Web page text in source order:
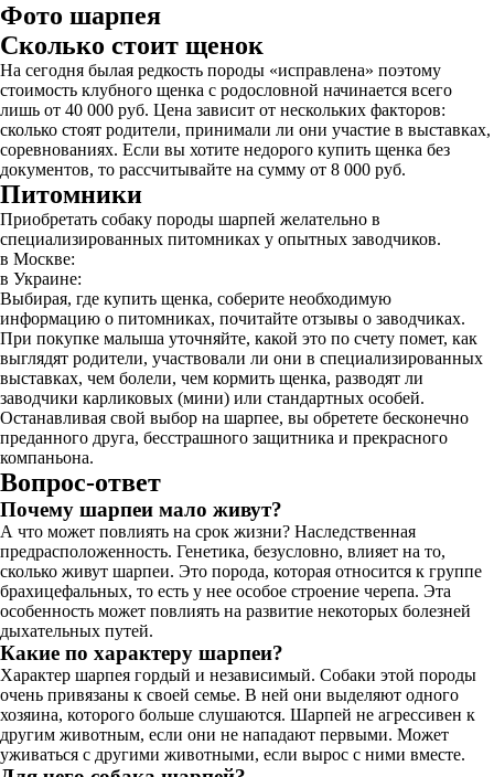
Фото шарпея
Сколько стоит щенок
На сегодня былая редкость породы «исправлена» поэтому
стоимость клубного щенка с родословной начинается всего
лишь от 40 000 руб. Цена зависит от нескольких факторов:
сколько стоят родители, принимали ли они участие в выставках,
соревнованиях. Если вы хотите недорого купить щенка без
документов, то рассчитывайте на сумму от 8 000 руб.
Питомники
Приобретать собаку породы шарпей желательно в
специализированных питомниках у опытных заводчиков.
в Москве:
в Украине:
Выбирая, где купить щенка, соберите необходимую
информацию о питомниках, почитайте отзывы о заводчиках.
При покупке малыша уточняйте, какой это по счету помет, как
выглядят родители, участвовали ли они в специализированных
выставках, чем болели, чем кормить щенка, разводят ли
заводчики карликовых (мини) или стандартных особей.
Останавливая свой выбор на шарпее, вы обретете бесконечно
преданного друга, бесстрашного защитника и прекрасного
компаньона.
Вопрос-ответ
Почему шарпеи мало живут?
А что может повлиять на срок жизни? Наследственная
предрасположенность. Генетика, безусловно, влияет на то,
сколько живут шарпеи. Это порода, которая относится к группе
брахицефальных, то есть у нее особое строение черепа. Эта
особенность может повлиять на развитие некоторых болезней
дыхательных путей.
Какие по характеру шарпеи?
Характер шарпея гордый и независимый. Собаки этой породы
очень привязаны к своей семье. В ней они выделяют одного
хозяина, которого больше слушаются. Шарпей не агрессивен к
другим животным, если они не нападают первыми. Может
уживаться с другими животными, если вырос с ними вместе.